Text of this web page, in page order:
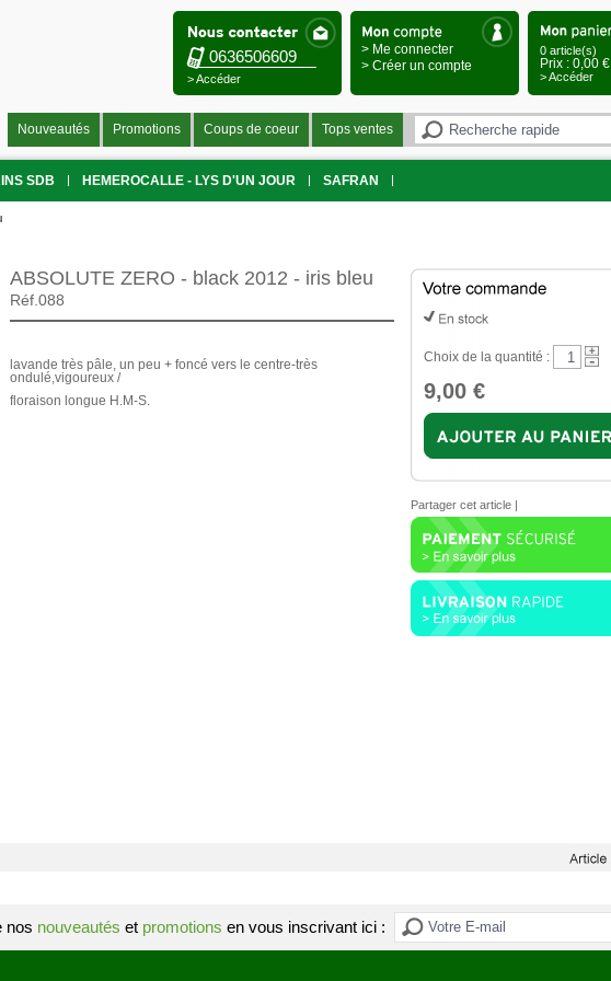
0 article(s)
Prix : 0,00 €
> Accéder
> Me connecter
> Créer un compte
0636506609
> Accéder
Nouveautés Promotions Coups de coeur Tops ventes
SDB HEMEROCALLE - LYS D'UN JOUR SAFRAN
ABSOLUTE ZERO - black 2012 - iris bleu
Réf.088
lavande très pâle, un peu + foncé vers le centre-très
ondulé,vigoureux /
floraison longue H.M-S.
Choix de la quantité :
9,00 €
Partager cet article |
nos nouveautés et promotions en vous inscrivant ici :